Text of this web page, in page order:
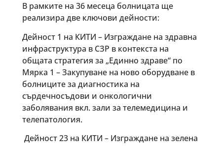
В рамките на 36 месеца болницата ще
реализира две ключови дейности:
Дейност 1 на КИТИ – Изграждане на здравна
инфраструктура в СЗР в контекста на
общата стратегия за „Единно здраве“ по
Мярка 1 – Закупуване на ново оборудване в
болниците за диагностика на
сърдечносъдови и онкологични
заболявания вкл. зали за телемедицина и
телепатология.
Дейност 23 на КИТИ – Изграждане на зелена